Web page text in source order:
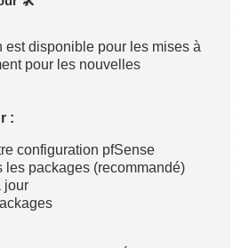
est disponible pour les mises à
pour les nouvelles
:
configuration pfSense
les packages (recommandé)
jour